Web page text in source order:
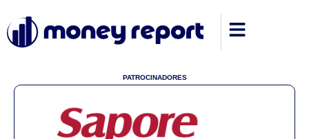
PATROCINADORES